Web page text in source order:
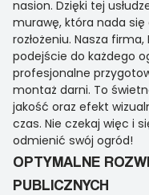
nasion. Dzięki tej
murawę, która nada
rozłożeniu. Nasza
podejście do każdego
profesjonalne
montaż darni. To
jakość oraz efekt
czas. Nie czekaj więc i
odmienić swój ogród!
OPTYMALNE
PUBLICZNYCH